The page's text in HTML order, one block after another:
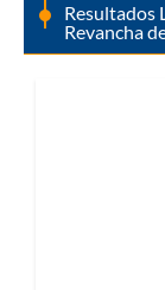
Resultados
Revancha